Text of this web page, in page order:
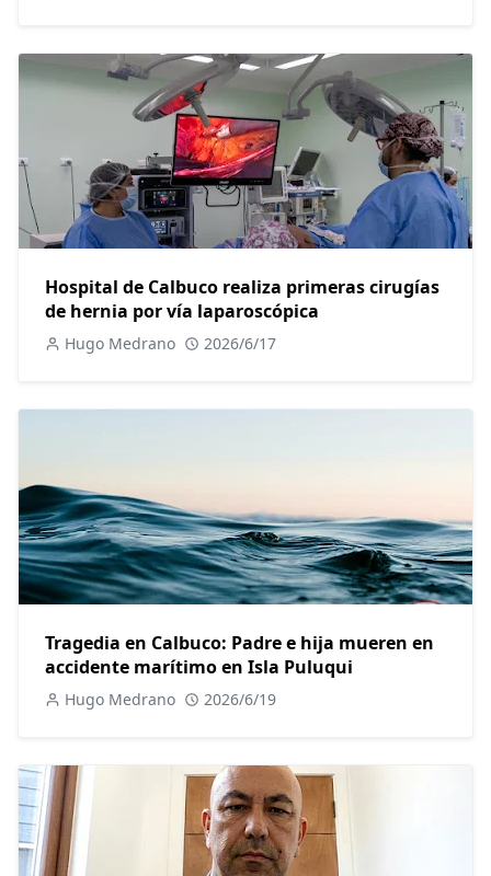
Hospital de Calbuco realiza primeras cirugías
de hernia por vía laparoscópica
Hugo Medrano 2026/6/17
Tragedia en Calbuco: Padre e hija mueren en
accidente marítimo en Isla Puluqui
Hugo Medrano 2026/6/19